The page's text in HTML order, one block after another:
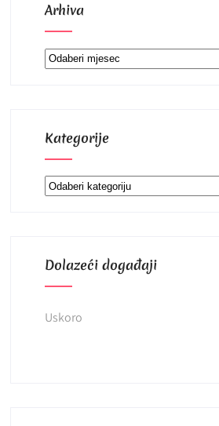
Arhiva
Arhiva
Kategorije
Kategorije
Dolazeći događaji
Uskoro